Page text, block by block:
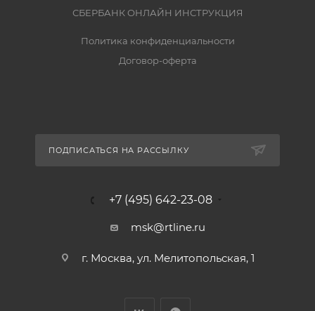
СБЕРБАНК ОНЛАЙН ИНСТРУКЦИЯ
Политика конфиденциальности
Договор-оферта
ПОДПИСАТЬСЯ НА РАССЫЛКУ
+7 (495) 642-23-08
msk@rtline.ru
г. Москва, ул. Мелитопольская, 1